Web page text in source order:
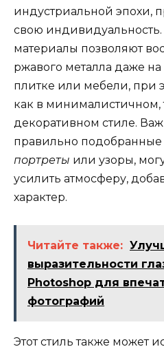
индустриальной эпохи,
свою
материалы позволяют
ржавого металла даже на
плитке или мебели, при
как в минималистичном,
декоративном стиле.
правильно подобранные
портреты или узоры,
усилить атмосферу,
характер.
Читайте также:
выразительности
Photoshop для
фотографий
Этот стиль также может